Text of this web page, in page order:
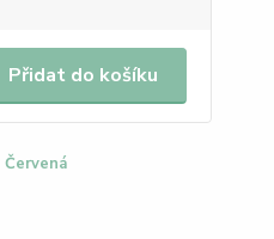
Přidat do košíku
Červená